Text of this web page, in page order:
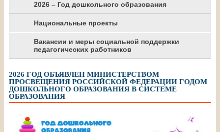
2026 – Год дошкольного образования
Национальные проекты
Вакансии и меры социальной поддержки
педагогических работников
2026 ГОД ОБЪЯВЛЕН МИНИСТЕРСТВОМ
ПРОСВЕЩЕНИЯ РОССИЙСКОЙ ФЕДЕРАЦИИ ГОДОМ
ДОШКОЛЬНОГО ОБРАЗОВАНИЯ В СИСТЕМЕ
ОБРАЗОВАНИЯ